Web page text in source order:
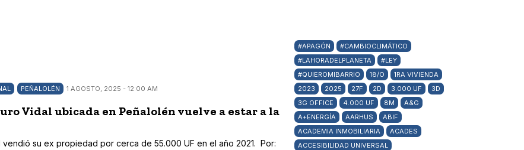
PEÑALOLÉN 1 AGOSTO, 2025 - 12:00 AM
Vidal ubicada en Peñalolén vuelve a estar a la
vendió su ex propiedad por cerca de 55.000 UF en el año 2021. Por:
#APAGÓN
#CAMBIOCLIMÁTICO
#LAHORADELPLANETA
#LEY
#QUIEROMIBARRIO
18/O
1RA VIVIENDA
2023
2025 27F 2D 3.000 UF
3D
3G OFFICE
4.000 UF 8M
A&G
A+ENERGÍA
AARHUS
ABIF
ACADEMIA INMOBILIARIA
ACADES
ACCESIBILIDAD UNIVERSAL